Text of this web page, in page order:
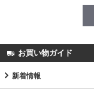
お買い物ガイド
新着情報